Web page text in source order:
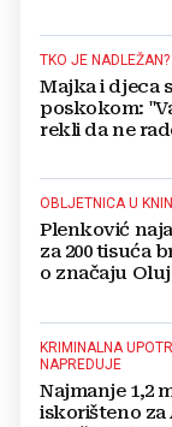
TKO JE NADLEŽAN?
Majka i djeca
poskokom:
rekli da ne
OBLJETNICA U
Plenković
za 200 tisuća
o značaju
KRIMINALNA
NAPREDUJE
Najmanje 1,2
iskorišteno